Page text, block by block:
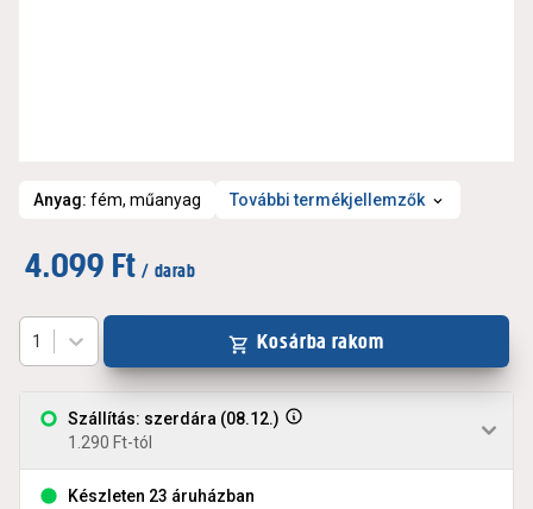
Anyag: fém, műanyag További termékjellemzők
4.099 Ft / darab
Szállítás: szerdára (08.12.)
1.290 Ft-tól
Készleten 23 áruházban
1 Kosárba rakom